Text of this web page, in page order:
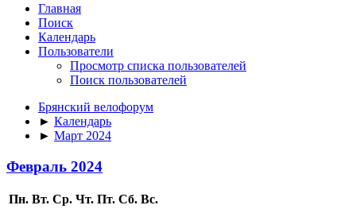
Главная
Поиск
Календарь
Пользователи
Просмотр списка пользователей
Поиск пользователей
Брянский велофорум
► Календарь
► Март 2024
Февраль 2024
Пн. Вт. Ср. Чт. Пт. Сб. Вс.